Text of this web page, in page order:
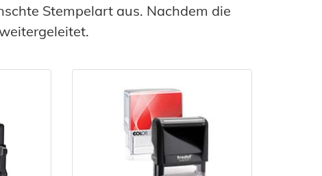
Stempelart aus. Nachdem die